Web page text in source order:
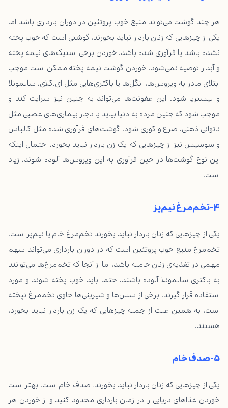
هر چند گوشت می‌تواند منبع خوب پروتئین در دوران بارداری باشد اما
یکی از چیزهایی که زنان باردار نباید بخورند، گوشتی است که خوب پخته
نشده باشد یا فرآوری شده باشد. خوردن برخی استیک‌های نیمه پخته
و آبدار توصیه نمی‌شود. خوردن گوشت نیمه پخته ممکن است موجب
ابتلای مادر به ویروس‌ها، انگل‌ها یا باکتری‌هایی مثل ای.کلای، سالمونلا
و لیستریا شود. این عفونت‌ها می‌تواند به جنین نیز سرایت کند و
موجب شود که جنین مرده به دنیا بیاید یا دچار بیماری‌های عصبی مثل
ناتوانی ذهنی، صرع و کوری شود. گوشت‌های فرآوری شده مثل کالباس
و سوسیس نیز از چیزهایی که یک زن باردار نباید بخورد، احتمال اینکه
این نوع گوشت‌ها در حین فرآوری به این ویروس‌ها آلوده شوند، زیاد
است.
۴-تخم‌مرغ نیم‌پز
یکی از چیزهایی که زنان باردار نباید بخورند تخم‌مرغ خام یا نیم‌پز است.
تخم‌مرغ منبع خوب پروتئین است که در دوران بارداری می‌تواند سهم
مهمی در تغذیه‌ی زنان حامله باشد، اما از آنجا که تخم‌مرغ‌ها می‌توانند
به باکتری سالمونلا آلوده باشند، حتما باید خوب پخته شوند و مورد
استفاده قرار گیرند. برخی از سس‌ها و شیرینی‌ها حاوی تخم‌مرغ نپخته
است، به همین علت از جمله چیزهایی که یک زن باردار نباید بخورد،
هستند.
۵-صدف خام
یکی از چیزهایی که زنان باردار نباید بخورند، صدف خام است. بهتر است
خوردن غذاهای دریایی را در زمان بارداری محدود کنید و از خوردن هر